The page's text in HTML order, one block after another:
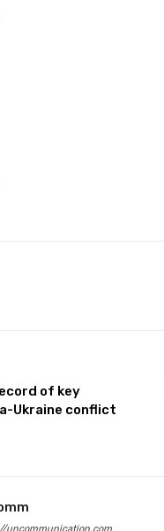
of key
Ukraine conflict
uncommunication.com